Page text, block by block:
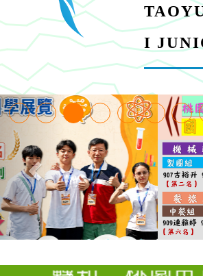
I
【甄選結果(
學年度第1學
結果(第4招)
【甄選結果(
學年度第1學
轉知：桃園